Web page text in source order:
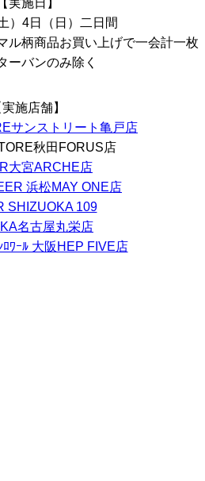
【実施日】
）4日（日）二日間
ル柄商品お買い上げで一会計一枚
ーバンのみ除く
実施店舗】
サンストリート亀戸店
秋田FORUS店
大宮ARCHE店
浜松MAY ONE店
SHIZUOKA 109
名古屋丸栄店
ﾜｰﾙ 大阪HEP FIVE店